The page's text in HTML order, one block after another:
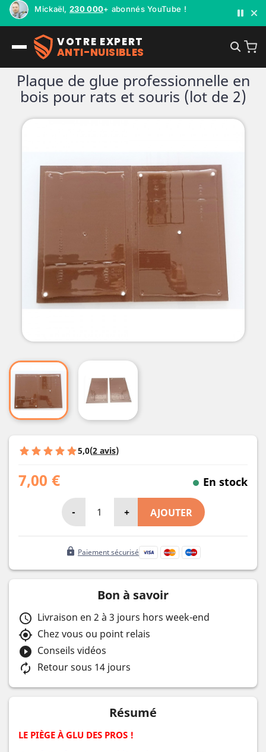
Mickaël, 230 000+ abonnés YouTube !
VOTRE EXPERT
ANTI-NUISIBLES
Plaque de glue professionnelle en
bois pour rats et souris (lot de 2)
5,0(2 avis)
7,00 € En stock
- + AJOUTER
lock Paiement sécurisé
Bon à savoir
schedule Livraison en 2 à 3 jours hors week-end
my_location Chez vous ou point relais
play_circle_filled Conseils vidéos
autorenew Retour sous 14 jours
Résumé
LE PIÈGE À GLU DES PROS !